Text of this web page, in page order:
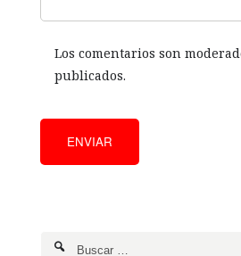
Los comentarios son
publicados.